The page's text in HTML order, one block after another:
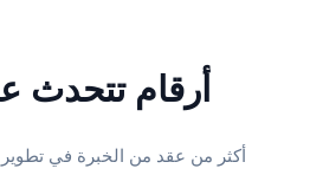
أرقام تتحدث
أكثر من عقد من الخبرة في تطوير